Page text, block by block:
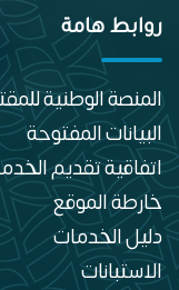
روابط هامة
المنصة الوطنية
البيانات المفتوحة
اتفاقية تقديم
خارطة الموقع
دليل الخدمات
الاستبانات